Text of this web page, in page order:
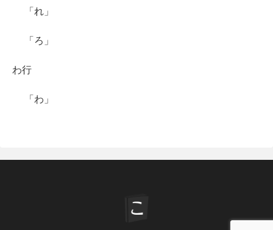
「れ」
「ろ」
わ行
「わ」